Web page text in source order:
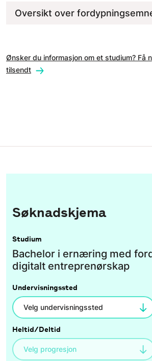
Oversikt over
Ønsker du informasjon om et studium? Få
tilsendt
Søknadskjema
Studium
Bachelor i ernæring med
digitalt entreprenørskap
Undervisningssted
Heltid/Deltid